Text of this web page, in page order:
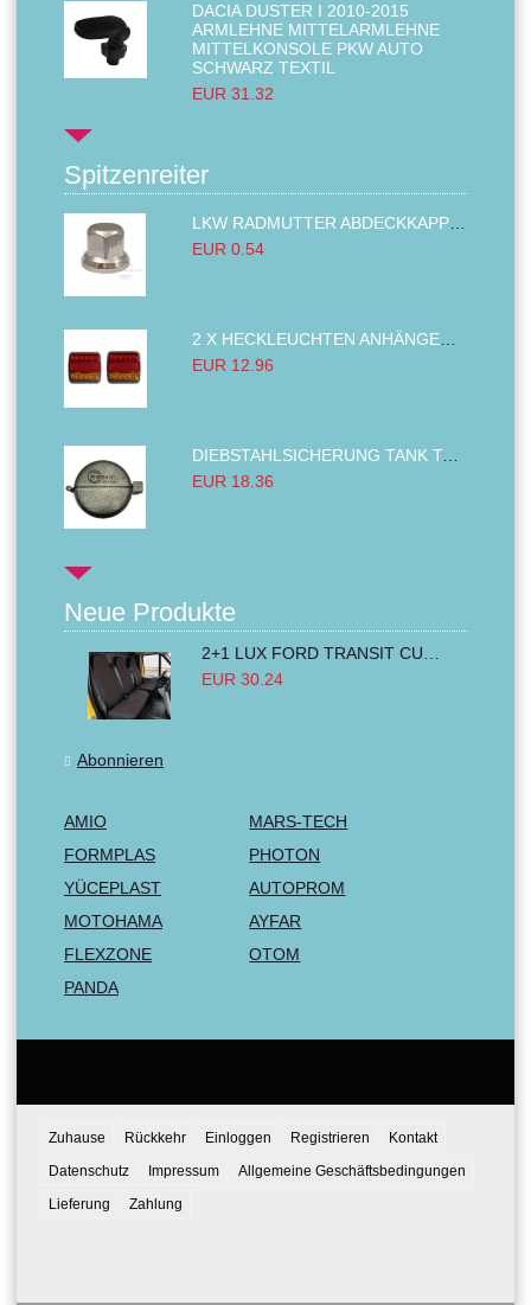
DACIA DUSTER I 2010-2015
ARMLEHNE MITTELARMLEHNE
MITTELKONSOLE PKW AUTO
SCHWARZ TEXTIL
EUR 31.32
Spitzenreiter
LKW RADMUTTER ABDECKKAPPEN SECHSKANT KAPPEN FELGEN BOLZENABDECKUNGEN CHROM 32MM
EUR 0.54
2 X HECKLEUCHTEN ANHÄNGER RÜCKLEUCHTE,LKW RÜCKLEUCHTE, LINKS RECHTS 14LED 12V
EUR 12.96
DIEBSTAHLSICHERUNG TANK TANKDECKEL DIESELTANK KRAFTSTOFFTANKDECKEL VERRIEGELUNG PASSEND FÜR LKW PKW TRAKTOREN BAGGER 80MM
EUR 18.36
Neue Produkte
2+1 LUX FORD TRANSIT CUSTOM 2000-2014 MK6 MK7 Sitzbezüge Kleinbus Lieferwagen Van Schwarz Rot Textil
EUR 30.24
Abonnieren
AMIO
MARS-TECH
FORMPLAS
PHOTON
YÜCEPLAST
AUTOPROM
MOTOHAMA
AYFAR
FLEXZONE
OTOM
PANDA
Zuhause Rückkehr Einloggen Registrieren
Kontakt
Datenschutz
Impressum
Allgemeine Geschäftsbedingungen
Lieferung
Zahlung